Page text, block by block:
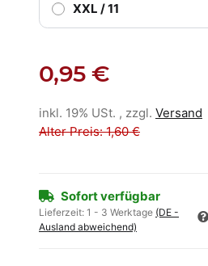
XXL / 11
0,95 €
inkl. 19% USt. , zzgl. Versand
Alter Preis: 1,60 €
Sofort verfügbar
Lieferzeit: 1 - 3 Werktage (DE -
Ausland abweichend)